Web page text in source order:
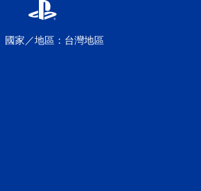
國家／地區：台灣地區